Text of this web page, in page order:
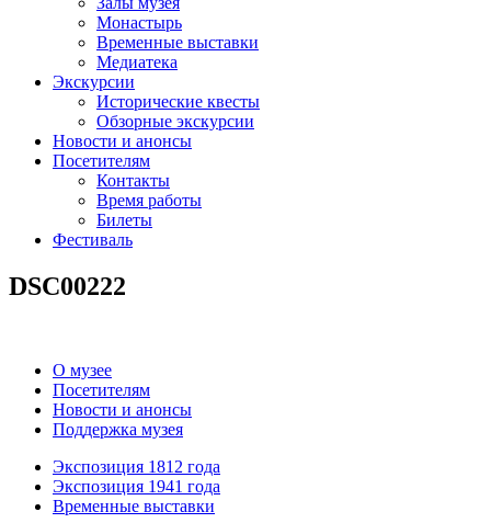
Монастырь
Временные выставки
Медиатека
Экскурсии
Исторические квесты
Обзорные экскурсии
Новости и анонсы
Посетителям
Контакты
Время работы
Билеты
Фестиваль
DSC00222
О музее
Посетителям
Новости и анонсы
Поддержка музея
Экспозиция 1812 года
Экспозиция 1941 года
Временные выставки